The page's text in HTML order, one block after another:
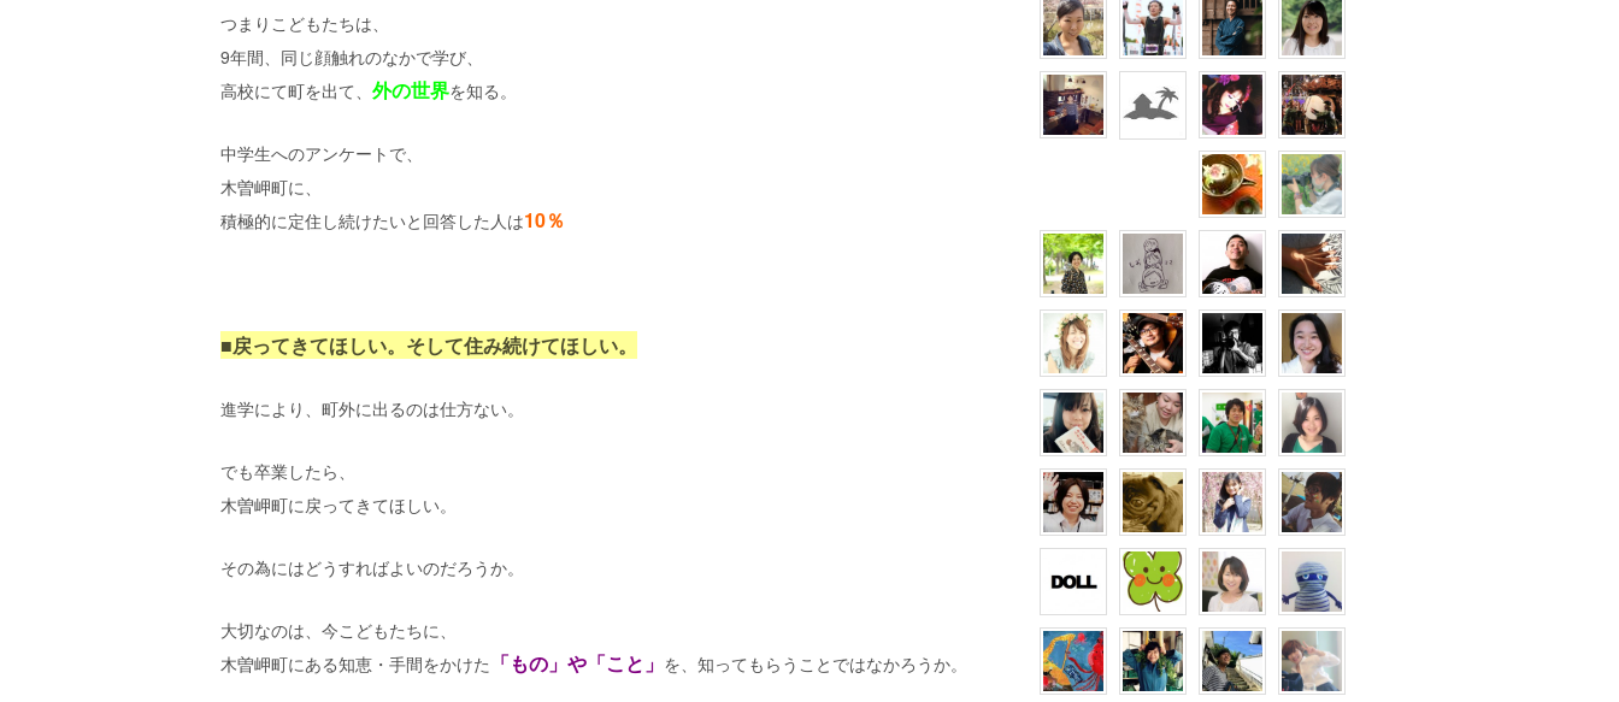
つまりこどもたちは、
9年間、同じ顔触れのなかで学び、
高校にて町を出て、 外の世界を知る。
中学生へのアンケートで、
木曽岬町に、
積極的に定住し続けたいと回答した人は10％
■戻ってきてほしい。そして住み続けてほしい。
進学により、町外に出るのは仕方ない。
でも卒業したら、
木曽岬町に戻ってきてほしい。
その為にはどうすればよいのだろうか。
大切なのは、今こどもたちに、
木曽岬町にある知恵・手間をかけた 「もの」や「こと」 を、知ってもらうことではなかろうか。